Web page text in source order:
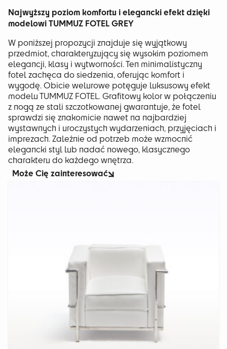
Najwyższy poziom komfortu i elegancki efekt dzięki
modelowi TUMMUZ FOTEL GREY
W poniższej propozycji znajduje się wyjątkowy
przedmiot, charakteryzujący się wysokim poziomem
elegancji, klasy i wytworności. Ten minimalistyczny
fotel zachęca do siedzenia, oferując komfort i
wygodę. Obicie welurowe potęguje luksusowy efekt
modelu TUMMUZ FOTEL. Grafitowy kolor w połączeniu
z nogą ze stali szczotkowanej gwarantuje, że fotel
sprawdzi się znakomicie nawet na najbardziej
wystawnych i uroczystych wydarzeniach, przyjęciach i
imprezach. Zależnie od potrzeb może wzmocnić
elegancki styl lub nadać nowego, klasycznego
charakteru do każdego wnętrza.
Może Cię zainteresować